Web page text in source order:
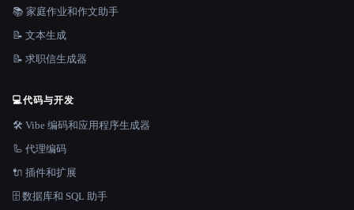
📚 家庭作业和作文助手
📝 文本生成
📝 求职信生成器
💻代码与开发
🛠️ Vibe 编码和应用程序生成器
🦾 代理编码
🔌 插件和扩展
🗄️ 数据库和 SQL 助手